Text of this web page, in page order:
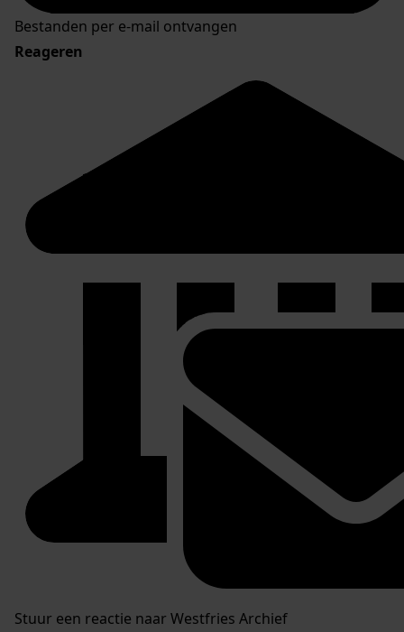
Bestanden per e-mail ontvangen
Reageren
Stuur een reactie naar Westfries Archief